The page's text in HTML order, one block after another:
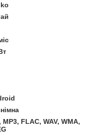
MP3, FLAC, WAV, WMA,